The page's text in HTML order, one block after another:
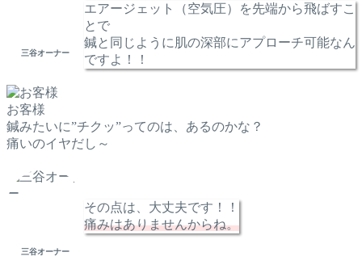
三谷オーナー
エアージェット（空気圧）を先端から飛ばすこ
とで
鍼と同じように肌の深部にアプローチ可能なん
ですよ！！
お客様
鍼みたいに”チクッ”ってのは、あるのかな？
痛いのイヤだし～
三谷オーナー
その点は、大丈夫です！！
痛みはありませんからね。